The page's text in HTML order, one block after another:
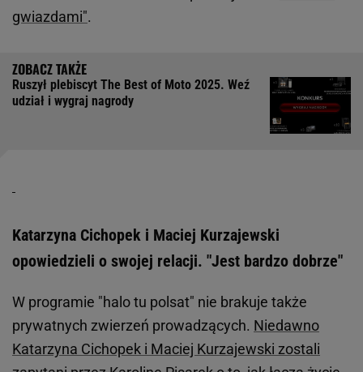
gwiazdami".
Ruszył plebiscyt The Best of Moto 2025. Weź
udział i wygraj nagrody
Katarzyna Cichopek i Maciej Kurzajewski
opowiedzieli o swojej relacji. "Jest bardzo dobrze"
W programie "halo tu polsat" nie brakuje także
prywatnych zwierzeń prowadzących. Niedawno
Katarzyna Cichopek i Maciej Kurzajewski zostali